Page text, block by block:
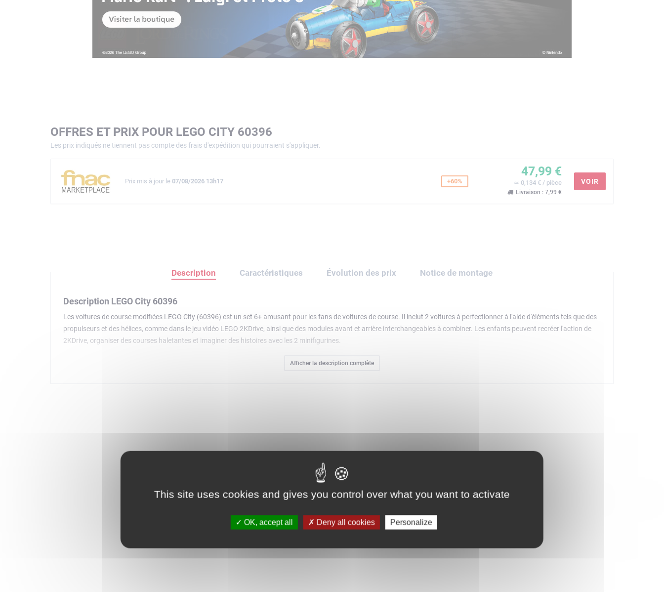
OFFRES ET PRIX POUR LEGO CITY 60396
Les prix indiqués ne tiennent pas compte des frais d'expédition qui pourraient s'appliquer.
Prix mis à jour le 07/08/2026 13h17 +60%
47,99 €
≃ 0,134 € / pièce
Livraison : 7,99 €
VOIR
Description Caractéristiques Évolution des prix Notice de montage
Description LEGO City 60396
Les voitures de course modifiées LEGO City (60396) est un set 6+ amusant pour les fans de voitures de course. Il inclut 2 voitures à perfectionner à l'aide d'éléments tels que des
propulseurs et des hélices, comme dans le jeu vidéo LEGO 2KDrive, ainsi que des modules avant et arrière interchangeables à combiner. Les enfants peuvent recréer l'action de
2KDrive, organiser des courses haletantes et imaginer des histoires avec les 2 minifigurines.
modifiées LEGO City (60396)
Que contient la boîte ? – Tout ce dont les enfants ont besoin pour construire une voiture de course et un tout-terrain personnalisables, des éléments de perfectionnement tels
Caractéristiques et fonctions – Les enfants peuvent perfectionner leurs voitures de course et les personnaliser en combinant les modules avant et arrière interchangeables
Dimensions – La voiture de course mesure plus de 5 cm de haut, 15 cm de long et 5 cm de large. Le tout-terrain mesure plus de 5 cm de haut, 14 cm de long et 6 cm de large
Pas besoin de piles : les véhicules de ce jouet sont alimentés par l'imagination des enfants
Instructions interactives – Découvrez l'application LEGO Builder. Ici, les enfants peuvent explorer et sauvegarder des sets virtuels, suivre leur progression ou encore zoomer,
Afficher la description complète
This site uses cookies and gives you control over what you want to activate
OK, accept all Deny all cookies Personalize